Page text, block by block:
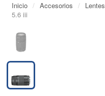
Inicio / Accesorios / Lentes
5.6 iii